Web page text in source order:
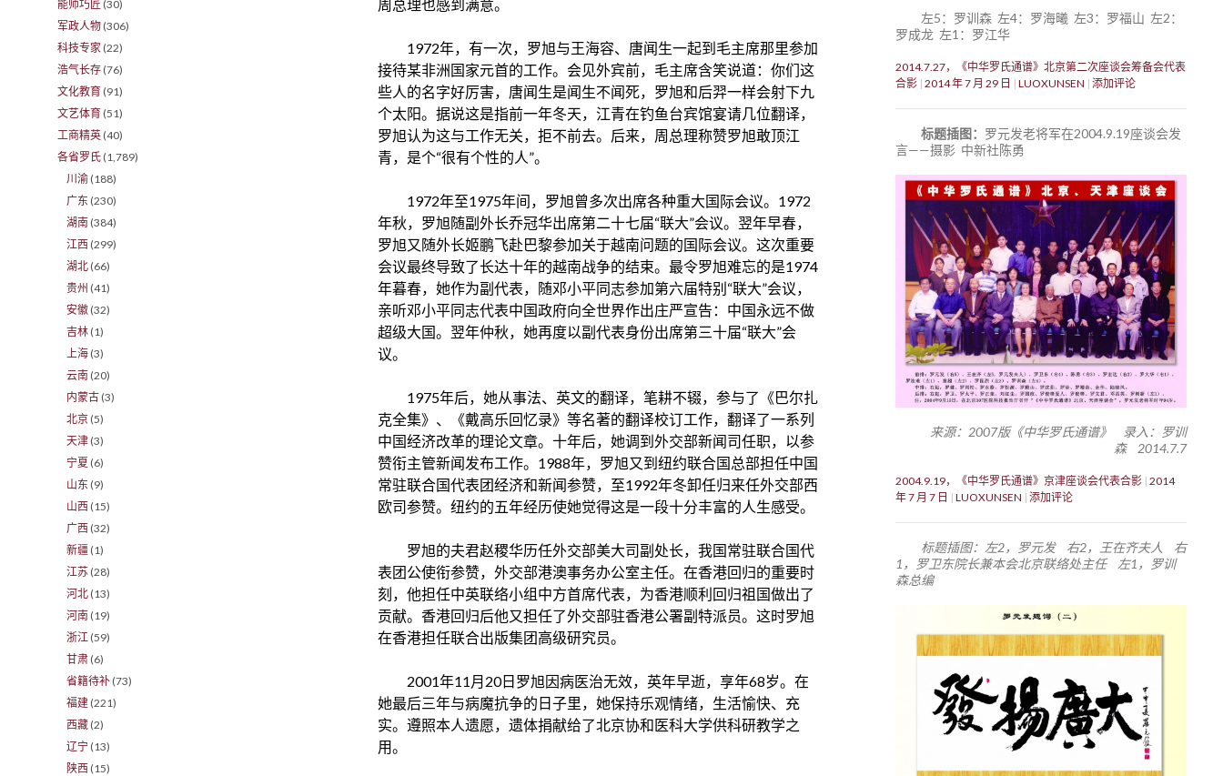
周总理也感到满意。
1972年，有一次，罗旭与王海容、 唐闻生一起到毛主席那里参加
接待某非洲国家元首的工作。会见外宾前，毛主席含笑说道：你们这
些人的名字好厉害， 唐闻生是闻生不闻死，罗旭和后羿一样会射下九
个太阳。据说这是指前一年冬天， 江青在钓鱼台宾馆宴请几位翻译，
罗旭认为这与工作无关，拒不前去。后来，周总理称赞罗旭敢顶江
青，是个“很有个性的人”。
1972年至1975年间，罗旭曾多次出席各种重大国际会议。1972
年秋，罗旭随副外长乔冠华出席第二十七届“联大”会议。翌年早春，
罗旭又随外长姬鹏飞赴巴黎参加关于越南问题的国际会议。这次重要
会议最终导致了长达十年的越南战争的结束。最令罗旭难忘的是1974
年暮春，她作为副代表，随邓小平同志参加第六届特别“联大”会议，
亲听邓小平同志代表中国政府向全世界作出庄严宣告：中国永远不做
超级大国。翌年仲秋，她再度以副代表身份出席第三十届“联大”会
议。
1975年后，她从事法、英文的翻译，笔耕不辍，参与了《巴尔扎
克全集》、《戴高乐回忆录》等名著的翻译校订工作，翻译了一系列
中国经济改革的理论文章。十年后，她调到外交部新闻司任职，以参
赞衔主管新闻发布工作。1988年，罗旭又到纽约联合国总部担任中国
常驻联合国代表团经济和新闻参赞，至1992年冬卸任归来任外交部西
欧司参赞。 纽约的五年经历使她觉得这是一段十分丰富的人生感受。
罗旭的夫君赵稷华历任外交部美大司副处长，我国常驻联合国代
表团公使衔参赞，外交部港澳事务办公室主任。在香港回归的重要时
刻，他担任中英联络小组中方首席代表，为香港顺利回归祖国做出了
贡献。香港回归后他又担任了外交部驻香港公署副特派员。这时罗旭
在香港担任联合出版集团高级研究员。
2001年11月20日罗旭因病医治无效，英年早逝，享年68岁。在
她最后三年与病魔抗争的日子里，她保持乐观情绪， 生活愉快、充
实。遵照本人遗愿，遗体捐献给了北京协和医科大学供科研教学之
用。
左5：罗训森 左4：罗海曦 左3：罗福山 左2：
罗成龙 左1：罗江华
2014.7.27，《中华罗氏通谱》北京第二次座谈会筹备会代表
合影 2014 年 7 月 29 日 LUOXUNSEN 添加评论
标题插图： 罗元发老将军在2004.9.19座谈会发
言——摄影 中新社陈勇
来源：2007版《中华罗氏通谱》 录入：罗训
森 2014.7.7
2004.9.19，《中华罗氏通谱》京津座谈会代表合影 2014
年 7 月 7 日
LUOXUNSEN 添加评论
标题插图：左2，罗元发 右2，王在齐夫人 右
1，罗卫东院长兼本会北京联络处主任 左1，罗训
森总编
能师巧匠 (30)
军政人物 (306)
科技专家 (22)
浩气长存 (76)
文化教育 (91)
文艺体育 (51)
工商精英 (40)
各省罗氏 (1,789)
川渝 (188)
广东 (230)
湖南 (384)
江西 (299)
湖北 (66)
贵州 (41)
安徽 (32)
吉林 (1)
上海 (3)
云南 (20)
内蒙古 (3)
北京 (5)
天津 (3)
宁夏 (6)
山东 (9)
山西 (15)
广西 (32)
新疆 (1)
江苏 (28)
河北 (13)
河南 (19)
浙江 (59)
甘肃 (6)
省籍待补 (73)
福建 (221)
西藏 (2)
辽宁 (13)
陕西 (15)